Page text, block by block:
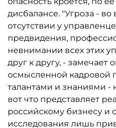
дисбалансе. "Угроза -
отсутствии у
предвидения,
невнимании всех этих
друг к другу, - замечает
осмысленной кадровой
талантами и знаниями -
вот что представляет
российскому бизнесу и
исследования лишь